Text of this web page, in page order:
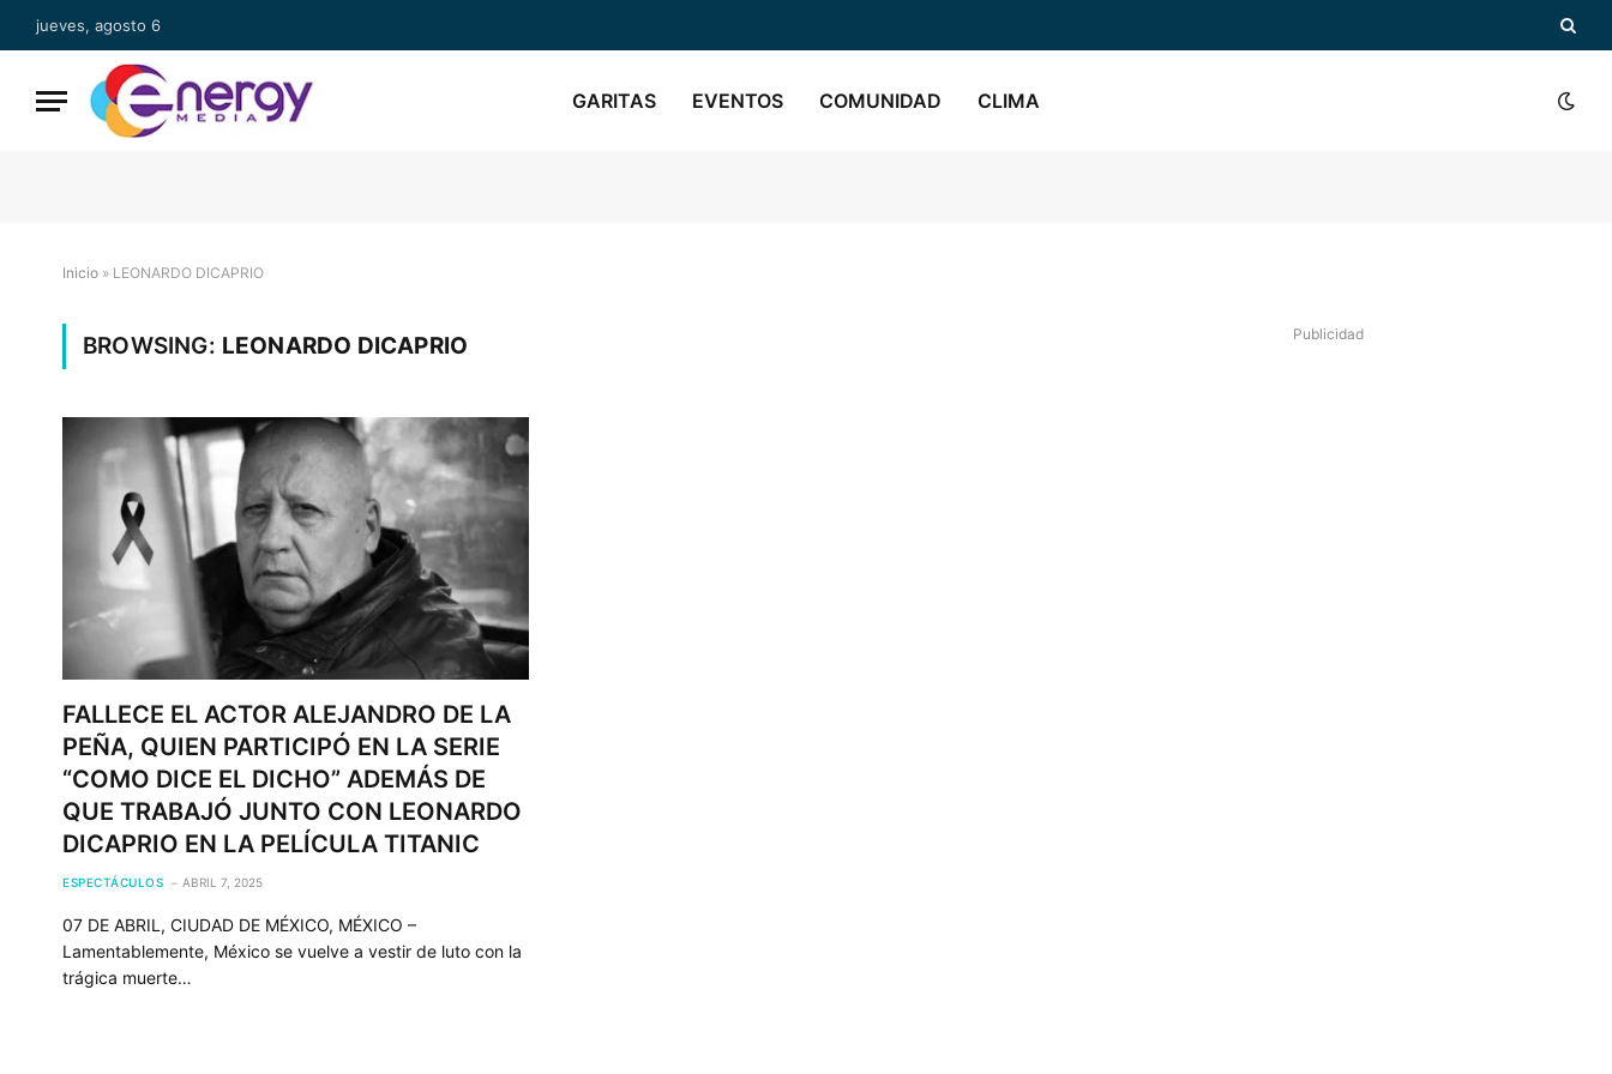
jueves, agosto 6
GARITAS EVENTOS COMUNIDAD CLIMA
Inicio » LEONARDO DICAPRIO
BROWSING: LEONARDO DICAPRIO
FALLECE EL ACTOR ALEJANDRO DE LA
PEÑA, QUIEN PARTICIPÓ EN LA SERIE
“COMO DICE EL DICHO” ADEMÁS DE
QUE TRABAJÓ JUNTO CON LEONARDO
DICAPRIO EN LA PELÍCULA TITANIC
ESPECTÁCULOS ABRIL 7, 2025
07 DE ABRIL, CIUDAD DE MÉXICO, MÉXICO –
Lamentablemente, México se vuelve a vestir de luto con la
trágica muerte…
Publicidad